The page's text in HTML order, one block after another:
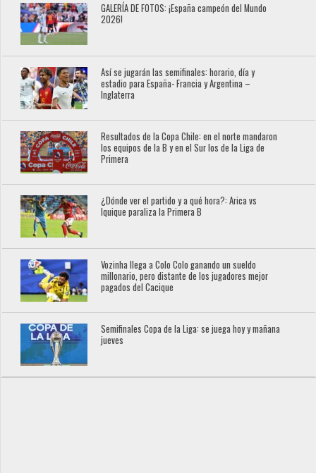
GALERÍA DE FOTOS: ¡España campeón del Mundo
2026!
Así se jugarán las semifinales: horario, día y
estadio para España- Francia y Argentina –
Inglaterra
Resultados de la Copa Chile: en el norte mandaron
los equipos de la B y en el Sur los de la Liga de
Primera
¿Dónde ver el partido y a qué hora?: Arica vs
Iquique paraliza la Primera B
Vozinha llega a Colo Colo ganando un sueldo
millonario, pero distante de los jugadores mejor
pagados del Cacique
Semifinales Copa de la Liga: se juega hoy y mañana
jueves